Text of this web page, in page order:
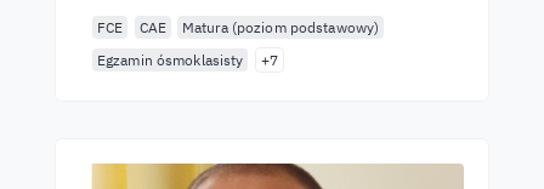
FCE CAE
Matura (poziom podstawowy)
Egzamin ósmoklasisty
+7